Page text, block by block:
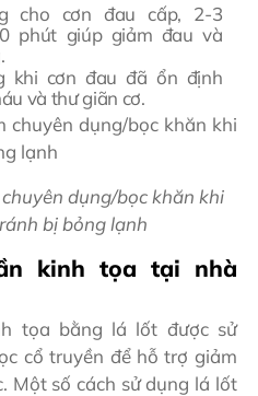
cho cơn đau cấp, 2-3
phút giúp giảm đau và
khi cơn đau đã ổn định
và thư giãn cơ.
dụng/bọc khăn khi
bị bỏng lạnh
kinh tọa tại nhà
tọa bằng lá lốt được sử
cổ truyền để hỗ trợ giảm
Một số cách sử dụng lá lốt